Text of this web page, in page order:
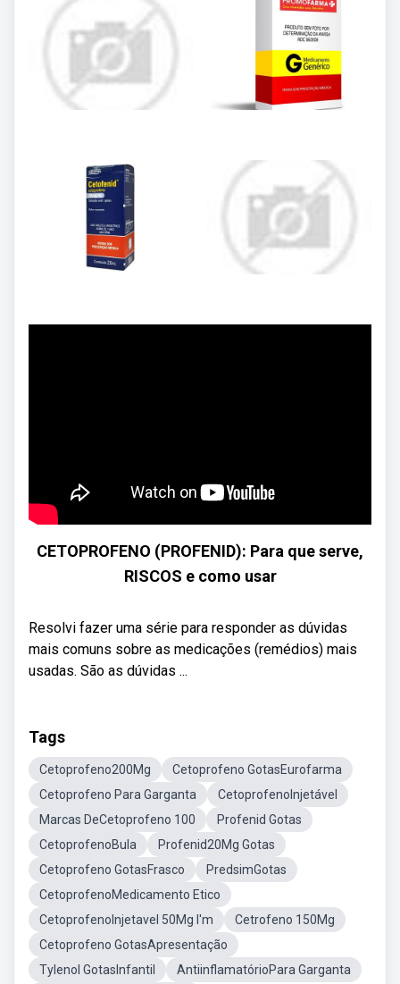
CETOPROFENO (PROFENID): Para que serve,
RISCOS e como usar
Resolvi fazer uma série para responder as dúvidas
mais comuns sobre as medicações (remédios) mais
usadas. São as dúvidas ...
Tags
Cetoprofeno200Mg
Cetoprofeno GotasEurofarma
Cetoprofeno Para Garganta
CetoprofenoInjetável
Marcas DeCetoprofeno 100
Profenid Gotas
CetoprofenoBula
Profenid20Mg Gotas
Cetoprofeno GotasFrasco
PredsimGotas
CetoprofenoMedicamento Etico
CetoprofenoInjetavel 50Mg I'm
Cetrofeno 150Mg
Cetoprofeno GotasApresentação
Tylenol GotasInfantil
AntiinflamatórioPara Garganta